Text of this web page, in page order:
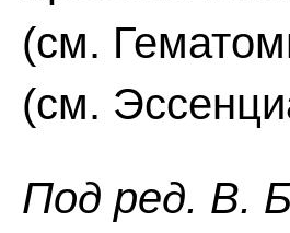
(см.
(см.
Пoд peд. B.